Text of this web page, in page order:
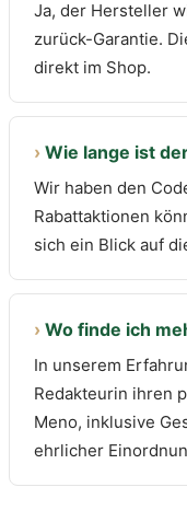
Ja, der Hersteller
zurück-Garantie.
direkt im Shop.
› Wie lange ist
Wir haben den
Rabattaktionen
sich ein Blick auf
› Wo finde ich
In unserem
Redakteurin ihren
Meno, inklusive
ehrlicher